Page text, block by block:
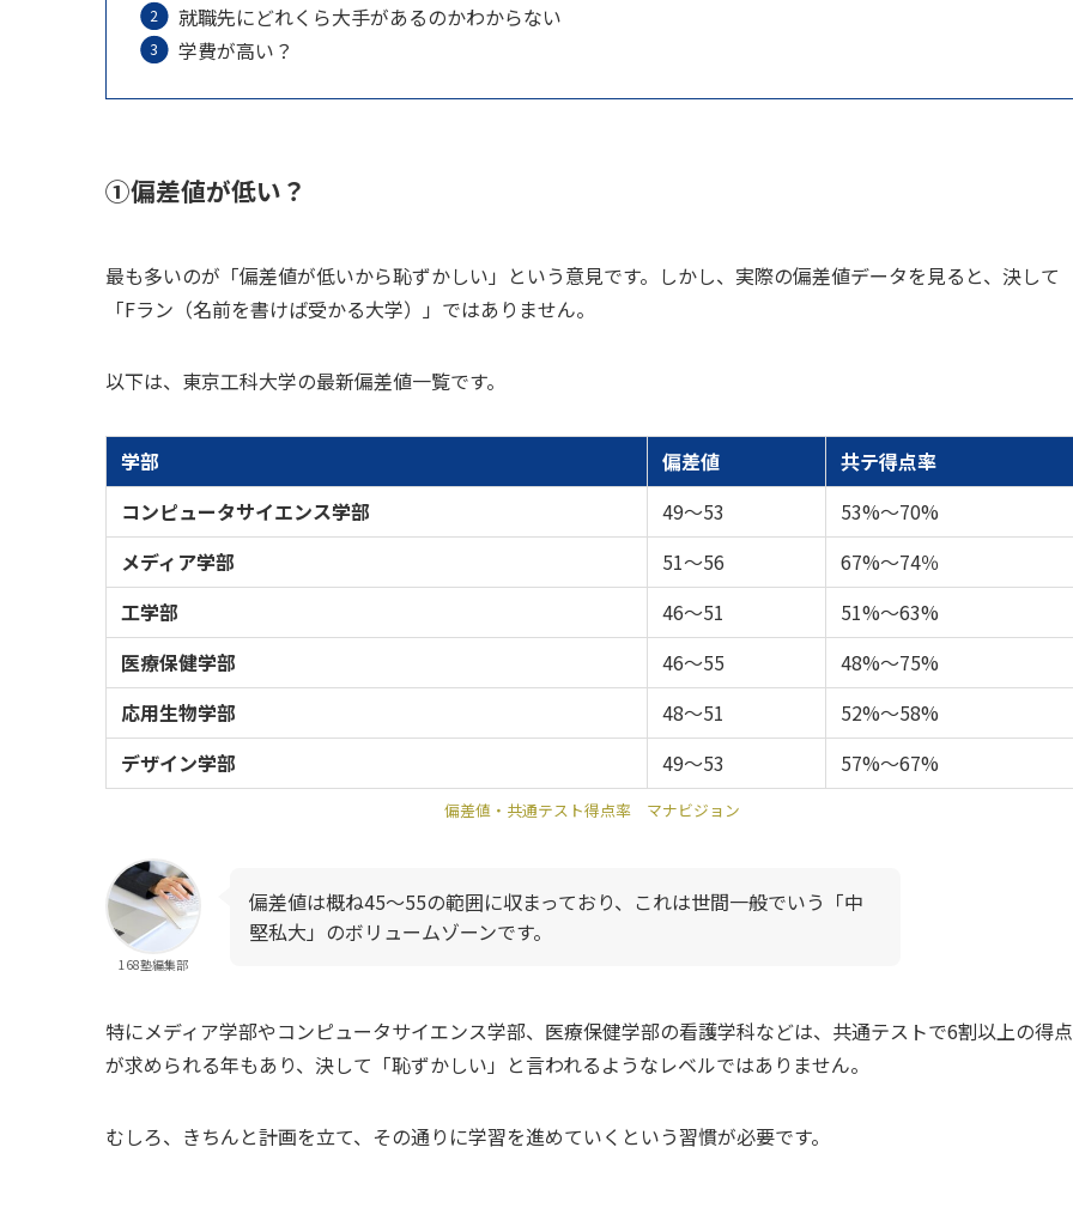
就職先にどれくら大手があるのかわからない
学費が高い？
①偏差値が低い？
最も多いのが「偏差値が低いから恥ずかしい」という意見です。しかし、実際の偏差値データを見ると、決して
「Fラン（名前を書けば受かる大学）」ではありません。
以下は、東京工科大学の最新偏差値一覧です。
学部 偏差値
共テ得点率
コンピュータサイエンス学部
49～53
53%～70%
メディア学部
51～56
67%～74％
工学部
46～51
51%～63%
医療保健学部
46～55
48%～75%
応用生物学部
48～51
52%～58%
デザイン学部
49～53 57%～67%
偏差値・共通テスト得点率 マナビジョン
168塾編集部
偏差値は概ね45〜55の範囲に収まっており、これは世間一般でいう「中
堅私大」のボリュームゾーンです。
特にメディア学部やコンピュータサイエンス学部、医療保健学部の看護学科などは、共通テストで6割以上の得点
が求められる年もあり、決して「恥ずかしい」と言われるようなレベルではありません。
むしろ、きちんと計画を立て、その通りに学習を進めていくという習慣が必要です。